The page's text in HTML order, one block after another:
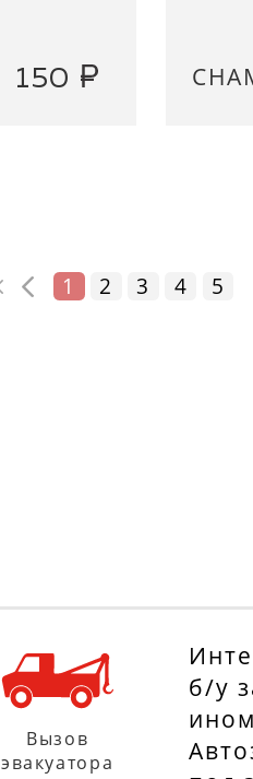
150
1 2 3 4 5
б/у
Вызов
эвакуатора